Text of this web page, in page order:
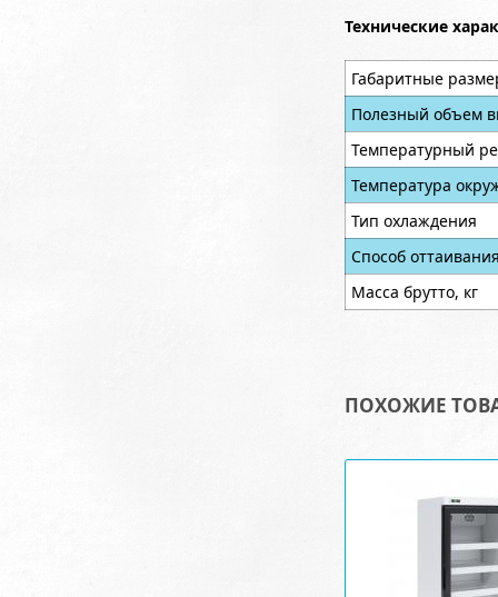
Технические
Габаритные
Полезный объем
Температурный
Температура
Тип охлаждения
Способ
Масса брутто, кг
ПОХОЖИЕ